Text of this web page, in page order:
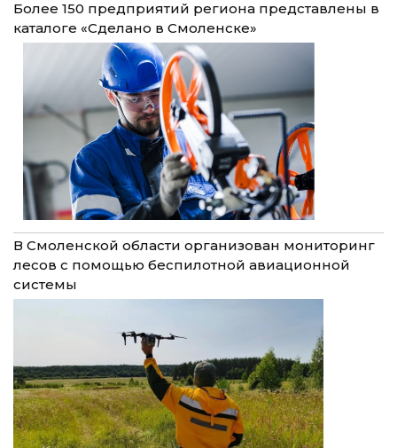
Более 150 предприятий региона представлены в
каталоге «Сделано в Смоленске»
В Смоленской области организован мониторинг
лесов с помощью беспилотной авиационной
системы